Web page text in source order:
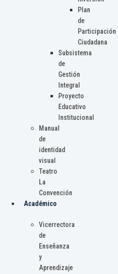
Plan
de
Participación
Ciudadana
Subsistema
de
Gestión
Integral
Proyecto
Educativo
Institucional
Manual
de
identidad
visual
Teatro
La
Convención
Académico
Vicerrectora
de
Enseñanza
y
Aprendizaje